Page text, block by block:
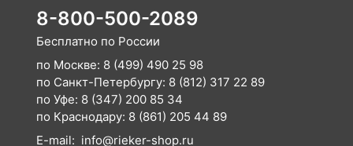
8-800-500-2089
Бесплатно по России
по Москве: 8 (499) 490 25 98
по Санкт-Петербургу: 8 (812) 317 22 89
по Уфе: 8 (347) 200 85 34
по Краснодару: 8 (861) 205 44 89
E-mail: info@rieker-shop.ru